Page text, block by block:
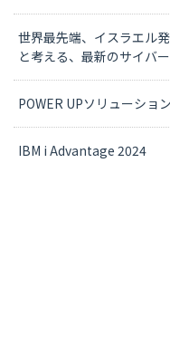
世界最先端、イスラエル
と考える、最新のサイバ
POWER UPソリューショ
IBM i Advantage 2024